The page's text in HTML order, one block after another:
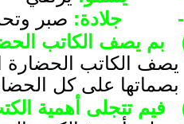
-
جلادة: صبر
بم يصف الكاتب
يصف الكاتب الحضارة
بصماتها على كل
فيم تتجلى أهمية